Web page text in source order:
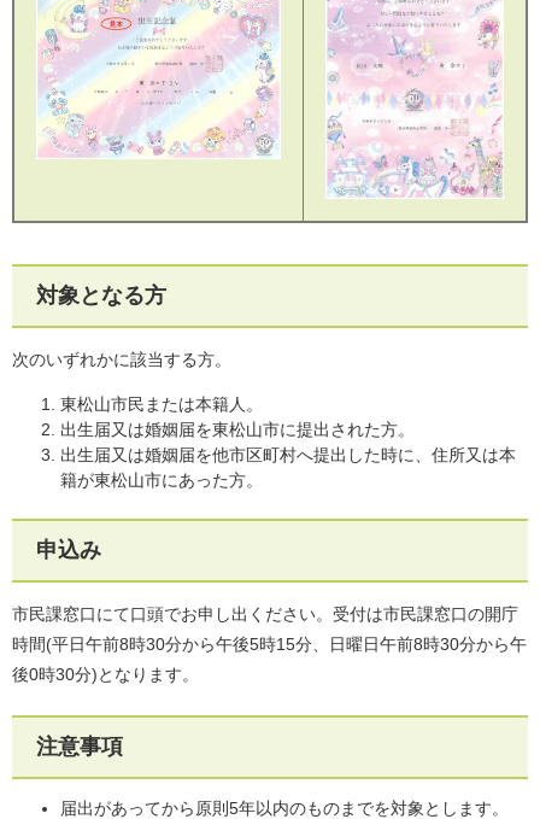
対象となる方
次のいずれかに該当する方。
東松山市民または本籍人。
出生届又は婚姻届を東松山市に提出された方。
出生届又は婚姻届を他市区町村へ提出した時に、住所又は本
籍が東松山市にあった方。
申込み
市民課窓口にて口頭でお申し出ください。受付は市民課窓口の開庁
時間(平日午前8時30分から午後5時15分、日曜日午前8時30分から午
後0時30分)となります。
注意事項
届出があってから原則5年以内のものまでを対象とします。